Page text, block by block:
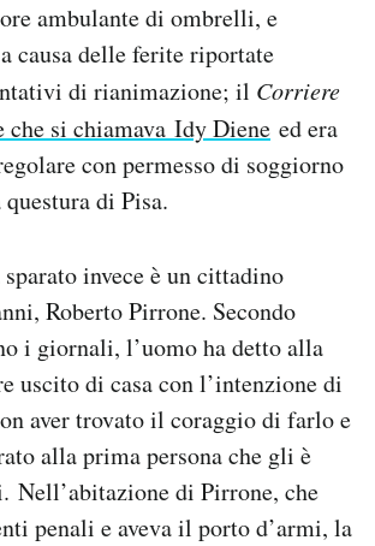
aiuto?
ambulante di ombrelli, e
causa delle ferite riportate
di rianimazione; il Corriere
che si chiamava Idy Diene ed era
con permesso di soggiorno
di Pisa.
sparato invece è un cittadino
Roberto Pirrone. Secondo
i giornali, l’uomo ha detto alla
uscito di casa con l’intenzione di
aver trovato il coraggio di farlo e
alla prima persona che gli è
Nell’abitazione di Pirrone, che
penali e aveva il porto d’armi, la